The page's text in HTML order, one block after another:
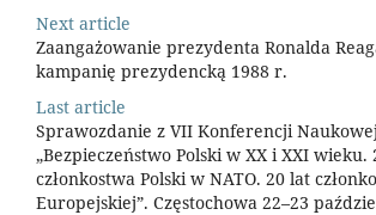
Next article
Zaangażowanie prezydenta Ronalda
kampanię prezydencką 1988 r.
Last article
Sprawozdanie z VII Konferencji
„Bezpieczeństwo Polski w XX i XXI wieku.
członkostwa Polski w NATO. 20 lat
Europejskiej”. Częstochowa 22–23